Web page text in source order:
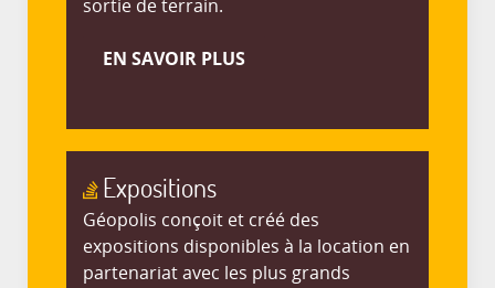
sortie de terrain.
EN SAVOIR PLUS
Expositions
Géopolis conçoit et créé des
expositions disponibles à la location en
partenariat avec les plus grands